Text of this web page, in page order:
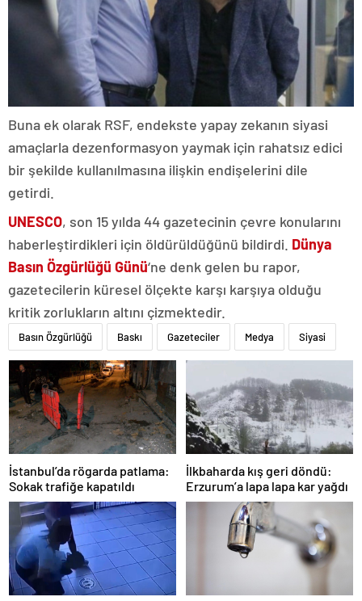
Buna ek olarak RSF, endekste yapay zekanın siyasi
amaçlarla dezenformasyon yaymak için rahatsız edici
bir şekilde kullanılmasına ilişkin endişelerini dile
getirdi.
UNESCO, son 15 yılda 44 gazetecinin çevre konularını
haberleştirdikleri için öldürüldüğünü bildirdi. Dünya
Basın Özgürlüğü Günü‘ne denk gelen bu rapor,
gazetecilerin küresel ölçekte karşı karşıya olduğu
kritik zorlukların altını çizmektedir.
Basın Özgürlüğü Baskı Gazeteciler Medya Siyasi
İstanbul’da rögarda patlama:
Sokak trafiğe kapatıldı
İlkbaharda kış geri döndü:
Erzurum’a lapa lapa kar yağdı